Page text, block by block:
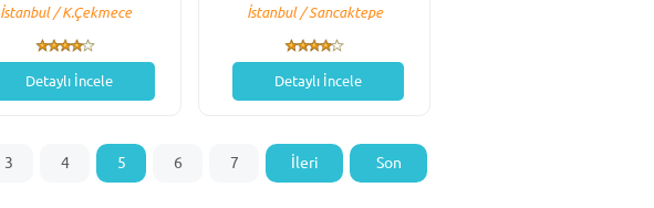
İstanbul / K.Çekmece
Detaylı İncele
İstanbul / Sancaktepe
Detaylı İncele
3 4 5 6 7 İleri Son